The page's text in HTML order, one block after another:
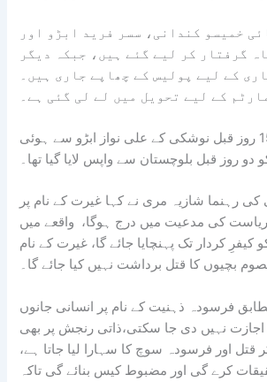
خمیسو کندانی، سسر فرید ابڑو اور
گرفتار کر لیے گئے ہیں، جبکہ دیگر
کے لیے پولیس کے چھاپے جاری ہیں۔
کے لیے تحویل میں لے لی گئی ہے۔
مقتولہ کی شادی 15 روز قبل نوشکی کے علی نواز ابڑو سے ہوئی
دو روز قبل بلوچستان سے واپس لایا گیا تھا۔
کی رہنما شازیہ مری نے کہا غیرت کے نام پر
کی مدعیت میں درج ہوگا، واقعے میں
کیفرِ کردار تک پہنچایا جائے گا، غیرت کے نام
بچیوں کا قتل برداشت نہیں کیا جائے گا۔
فرسودہ ذہنیت کے نام پر انسانی جانوں
نہیں دی جا سکتی،ذاتی رنجش پر بھی
قتل اور فرسودہ سوچ کا سہارا لیا جاتا ہے،
کرے گی اور مضبوط کیس بنائے گی تاکہ